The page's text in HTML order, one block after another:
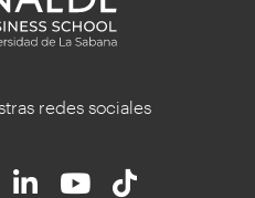
redes sociales